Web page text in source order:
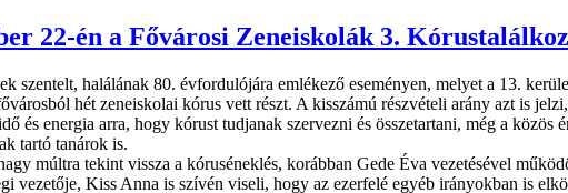
22-én a Fővárosi Zeneiskolák 3.
szentelt, halálának 80. évfordulójára emlékező eseményen, melyet a 13.
hét zeneiskolai kórus vett részt. A kisszámú részvételi arány azt is
és energia arra, hogy kórust tudjanak szervezni és összetartani, még a közös
tartó tanárok is.
múltra tekint vissza a kóruséneklés, korábban Gede Éva vezetésével
vezetője, Kiss Anna is szívén viseli, hogy az ezerfelé egyéb irányokban is